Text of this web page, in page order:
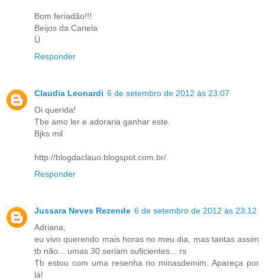
Bom feriadão!!!
Beijos da Canela
Ü
Responder
Claudia Leonardi 6 de setembro de 2012 às 23:07
Oi querida!
Tbe amo ler e adoraria ganhar este.
Bjks mil
http://blogdaclauo.blogspot.com.br/
Responder
Jussara Neves Rezende 6 de setembro de 2012 às 23:12
Adriana,
eu vivo querendo mais horas no meu dia, mas tantas assim
tb não... umas 30 seriam suficientes... rs
Tb estou com uma resenha no minasdemim. Apareça por
lá!